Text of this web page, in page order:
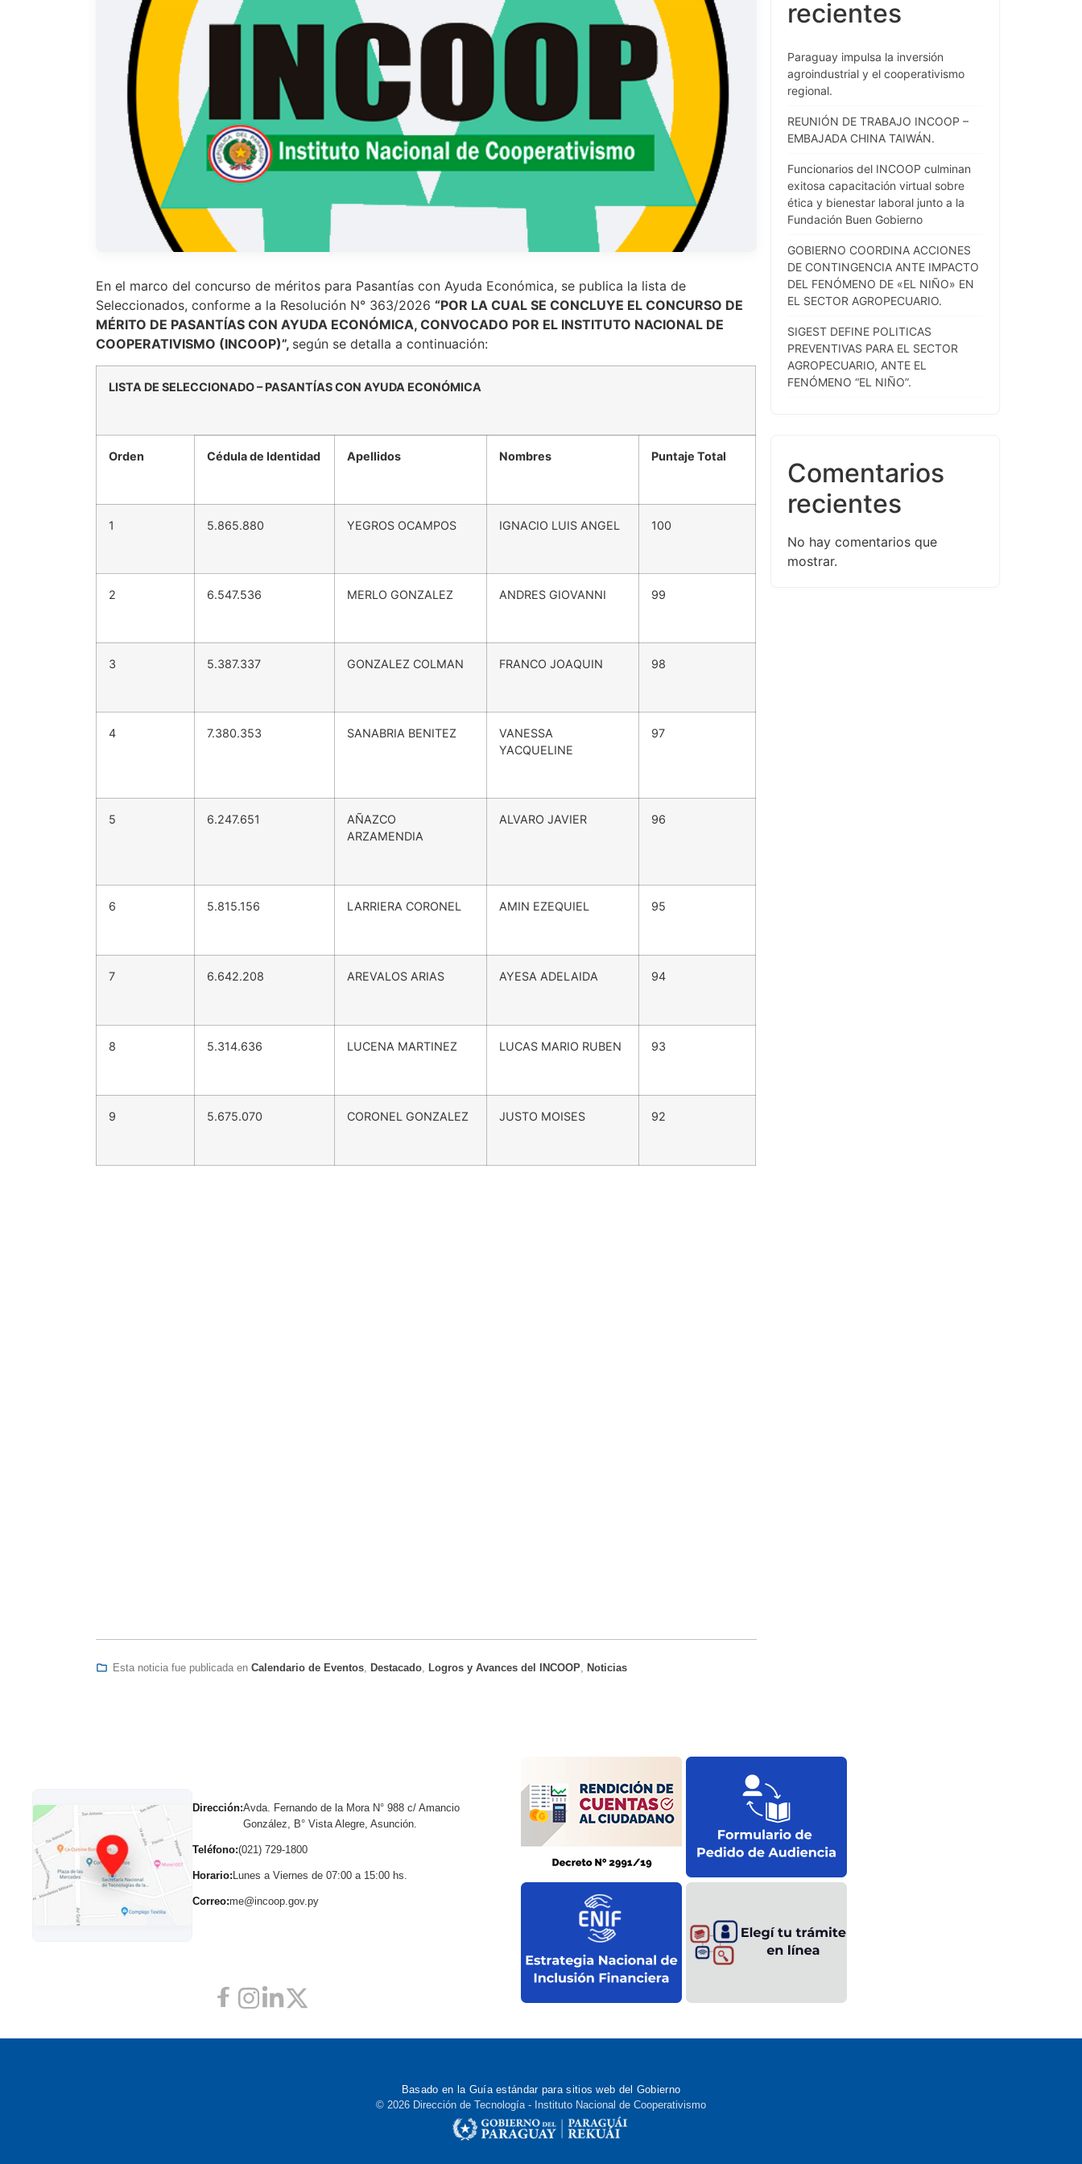
En el marco del concurso de méritos para Pasantías con Ayuda Económica, se publica la lista de
Seleccionados, conforme a la Resolución N° 363/2026“POR LA CUAL SE CONCLUYE EL CONCURSO DE
MÉRITO DE PASANTÍAS CON AYUDA ECONÓMICA, CONVOCADO POR EL INSTITUTO NACIONAL DE
COOPERATIVISMO (INCOOP)”, según se detalla a continuación:
LISTA DE SELECCIONADO – PASANTÍAS CON AYUDA ECONÓMICA
Orden Cédula de Identidad Apellidos Nombres Puntaje Total
1 5.865.880 YEGROS OCAMPOS IGNACIO LUIS ANGEL 100
2 6.547.536 MERLO GONZALEZ ANDRES GIOVANNI 99
3 5.387.337 GONZALEZ COLMAN FRANCO JOAQUIN 98
4 7.380.353 SANABRIA BENITEZ
VANESSA
YACQUELINE
97
5 6.247.651
AÑAZCO
ARZAMENDIA
ALVARO JAVIER 96
6 5.815.156 LARRIERA CORONEL AMIN EZEQUIEL 95
7 6.642.208 AREVALOS ARIAS AYESA ADELAIDA 94
8 5.314.636 LUCENA MARTINEZ LUCAS MARIO RUBEN 93
9 5.675.070 CORONEL GONZALEZ JUSTO MOISES 92
Esta noticia fue publicada en Calendario de Eventos, Destacado, Logros y Avances del INCOOP, Noticias
recientes
Paraguay impulsa la inversión
agroindustrial y el cooperativismo
regional.
REUNIÓN DE TRABAJO INCOOP –
EMBAJADA CHINA TAIWÁN.
Funcionarios del INCOOP culminan
exitosa capacitación virtual sobre
ética y bienestar laboral junto a la
Fundación Buen Gobierno
GOBIERNO COORDINA ACCIONES
DE CONTINGENCIA ANTE IMPACTO
DEL FENÓMENO DE «EL NIÑO» EN
EL SECTOR AGROPECUARIO.
SIGEST DEFINE POLITICAS
PREVENTIVAS PARA EL SECTOR
AGROPECUARIO, ANTE EL
FENÓMENO “EL NIÑO”.
Comentarios
recientes
No hay comentarios que
mostrar.
Dirección:Avda. Fernando de la Mora N° 988 c/ Amancio
González, B° Vista Alegre, Asunción.
Teléfono:(021) 729-1800
Horario: Lunes a Viernes de 07:00 a 15:00 hs.
Correo:me@incoop.gov.py
Basado en la Guía estándarpara sitios web del Gobierno
© 2026 Dirección de Tecnología - Instituto Nacional de Cooperativismo